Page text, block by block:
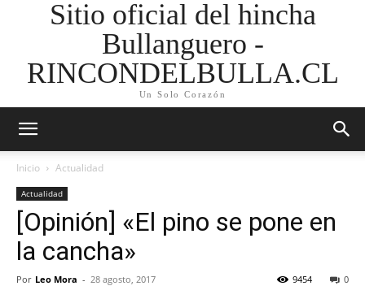
Sitio oficial del hincha
Bullanguero -
RINCONDELBULLA.CL
Un Solo Corazón
Inicio Actualidad
Actualidad
[Opinión] «El pino se pone en
la cancha»
Por Leo Mora - 28 agosto, 2017 0
9454